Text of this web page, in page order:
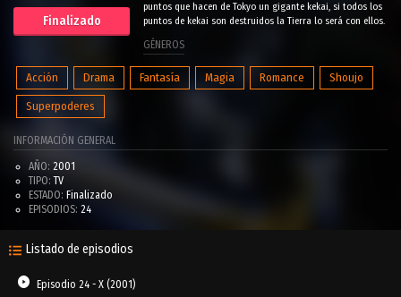
Finalizado
puntos que hacen de Tokyo un gigante kekai, si todos los
puntos de kekai son destruidos la Tierra lo será con ellos.
GÉNEROS
Acción Drama Fantasía Magia Romance Shoujo
Superpoderes
INFORMACIÓN GENERAL
AÑO: 2001
TIPO: TV
ESTADO: Finalizado
EPISODIOS: 24
Listado de episodios
Episodio 24 - X (2001)